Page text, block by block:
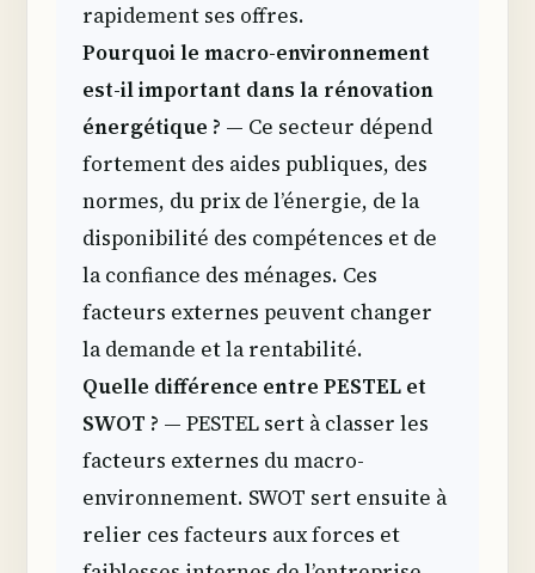
rapidement ses offres.
Pourquoi le macro-environnement
est-il important dans la rénovation
énergétique ? — Ce secteur dépend
fortement des aides publiques, des
normes, du prix de l’énergie, de la
disponibilité des compétences et de
la confiance des ménages. Ces
facteurs externes peuvent changer
la demande et la rentabilité.
Quelle différence entre PESTEL et
SWOT ? — PESTEL sert à classer les
facteurs externes du macro-
environnement. SWOT sert ensuite à
relier ces facteurs aux forces et